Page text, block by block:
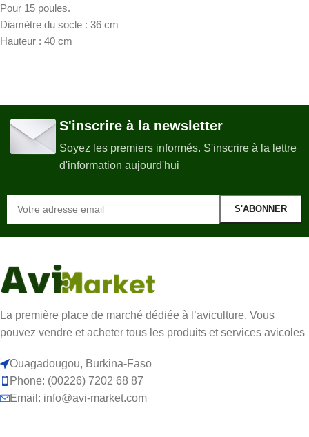
Pour 15 poules.
Diamètre du socle : 36 cm
Hauteur : 40 cm
S'inscrire à la newsletter
Soyez les premiers informés. S'inscrire à la lettre
d'information aujourd'hui
La première place de marché dédiée à l’aviculture. Vous
pouvez vendre et acheter tous les produits et services avicoles
Ouagadougou, Burkina-Faso
Phone: (00226) 7202 68 87
Email: info@avi-market.com